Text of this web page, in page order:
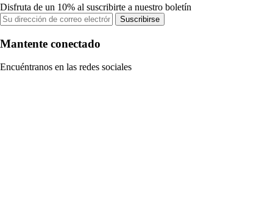
Disfruta de un 10% al suscribirte a nuestro boletín
Suscribirse
Mantente conectado
Encuéntranos en las redes sociales